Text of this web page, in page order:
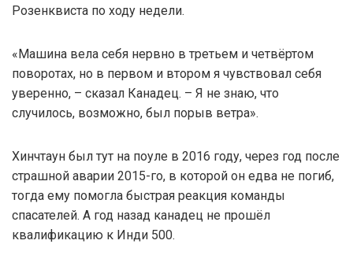
Розенквиста по ходу недели.
«Машина вела себя нервно в третьем и четвёртом
поворотах, но в первом и втором я чувствовал себя
уверенно, – сказал Канадец. – Я не знаю, что
случилось, возможно, был порыв ветра».
Хинчтаун был тут на поуле в 2016 году, через год после
страшной аварии 2015-го, в которой он едва не погиб,
тогда ему помогла быстрая реакция команды
спасателей. А год назад канадец не прошёл
квалификацию к Инди 500.